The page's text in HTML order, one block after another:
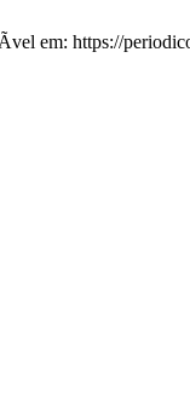
em: https://